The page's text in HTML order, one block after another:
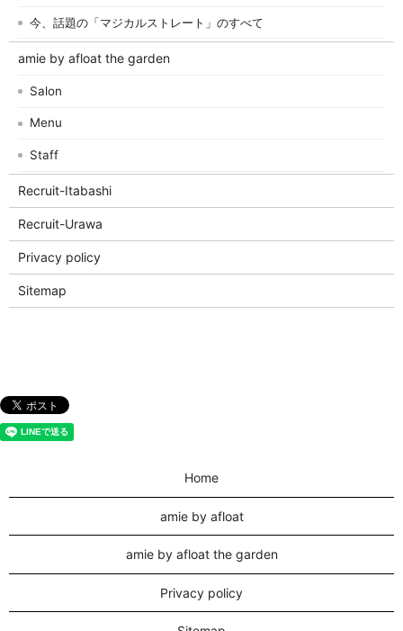
今、話題の「マジカルストレート」のすべて
amie by afloat the garden
Salon
Menu
Staff
Recruit-Itabashi
Recruit-Urawa
Privacy policy
Sitemap
Home
amie by afloat
amie by afloat the garden
Privacy policy